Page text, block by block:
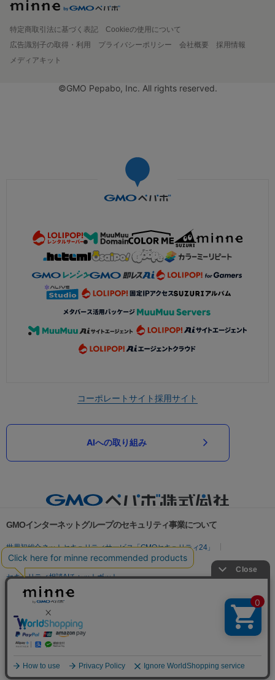
特定商取引法に基づく表記
Cookieの使用について
広告識別子の取得・利用
プライバシーポリシー 会社概要
採用情報
メディアキット
©GMO Pepabo, Inc. All rights reserved.
コーポレートサイト採用サイト
AIへの取り組み
GMOインターネットグループのセキュリティ事業について
世界初総合ネットセキュリティサービス「GMOセキュリティ24」
パスワード漏洩診断
Webサイトリスク診断
セキュリティ相談AIチャットボット
実在証明・盗聴対策
サイバー攻撃対策（GMO Flatt Security）
セキュリティ事業の軌跡